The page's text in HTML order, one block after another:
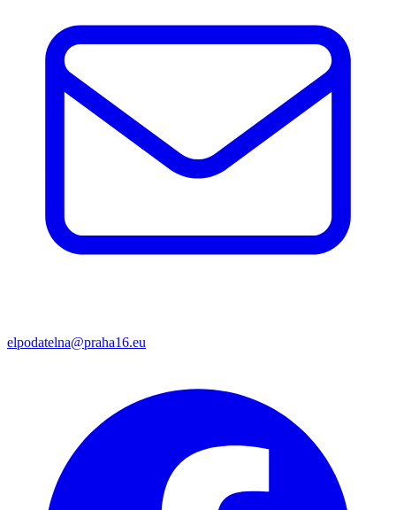
elpodatelna@praha16.eu